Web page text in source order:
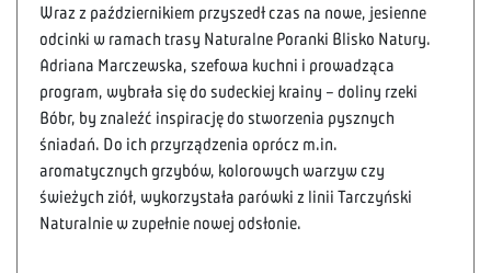
Wraz z październikiem przyszedł czas na nowe, jesienne
odcinki w ramach trasy Naturalne Poranki Blisko Natury.
Adriana Marczewska, szefowa kuchni i prowadząca
program, wybrała się do sudeckiej krainy – doliny rzeki
Bóbr, by znaleźć inspirację do stworzenia pysznych
śniadań. Do ich przyrządzenia oprócz m.in.
aromatycznych grzybów, kolorowych warzyw czy
świeżych ziół, wykorzystała parówki z linii Tarczyński
Naturalnie w zupełnie nowej odsłonie.